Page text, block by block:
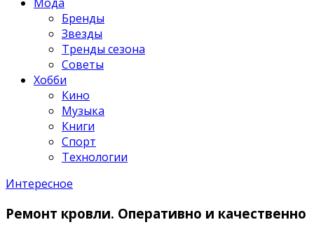
Бренды
Звезды
Тренды сезона
Советы
Хобби
Кино
Музыка
Книги
Спорт
Технологии
Интересное
Ремонт кровли. Оперативно и качественно